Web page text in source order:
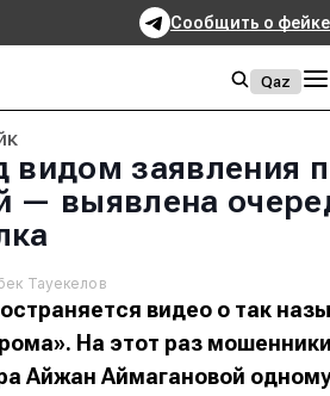
Сообщить о фейке
Qaz
видом заявления
— выявлена
Тауекелов
видео о так
На этот раз
Айжан Аймагановой